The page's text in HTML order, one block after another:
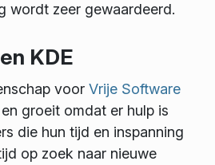
wordt zeer gewaardeerd.
KDE
voor Vrije Software
groeit omdat er hulp is
die hun tijd en inspanning
op zoek naar nieuwe